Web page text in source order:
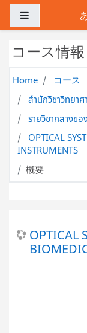
メインコンテンツへ
サイドパネル
コース情報
Home
コース
สำนักวิชาวิทยา
รายวิชากลางข
OPTICAL
INSTRUMENTS
概要
OPTICAL